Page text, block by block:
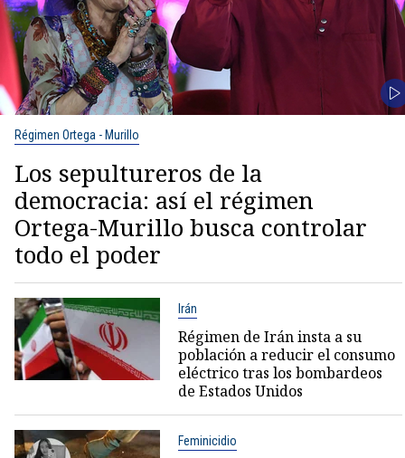
Régimen Ortega - Murillo
Los sepultureros de la
democracia: así el régimen
Ortega-Murillo busca controlar
todo el poder
Irán
Régimen de Irán insta a su
población a reducir el consumo
eléctrico tras los bombardeos
de Estados Unidos
Feminicidio